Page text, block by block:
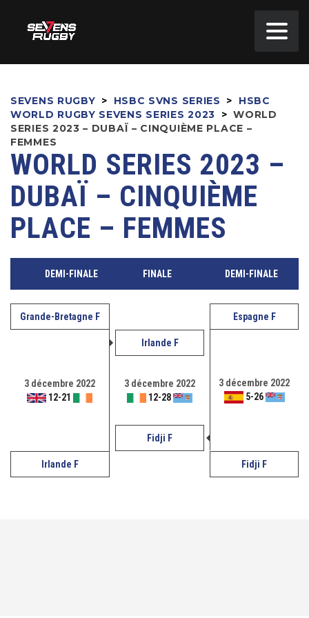
SEVENS RUGBY > HSBC SVNS SERIES >
HSBC
WORLD RUGBY SEVENS SERIES 2023
> WORLD
SERIES 2023 – DUBAÏ – CINQUIÈME PLACE –
FEMMES
WORLD SERIES 2023 –
DUBAÏ – CINQUIÈME
PLACE – FEMMES
DEMI-FINALE FINALE DEMI-FINALE
Grande-Bretagne F Espagne F
3 décembre 2022
12-21
Irlande F
3 décembre 2022
5-26
3 décembre 2022
12-28
Fidji F
Irlande F Fidji F